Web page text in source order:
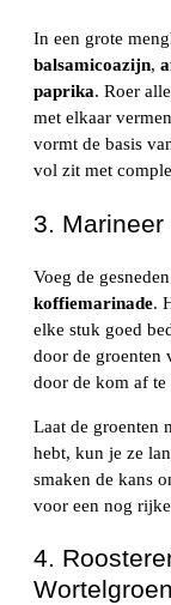
In een grote
balsamicoazijn,
paprika. Roer
met elkaar
vormt de basis
vol zit met
3. Marineer
Voeg de gesneden
koffiemarinade.
elke stuk goed
door de groenten
door de kom af te
Laat de groenten
hebt, kun je ze
smaken de kans
voor een nog
4.